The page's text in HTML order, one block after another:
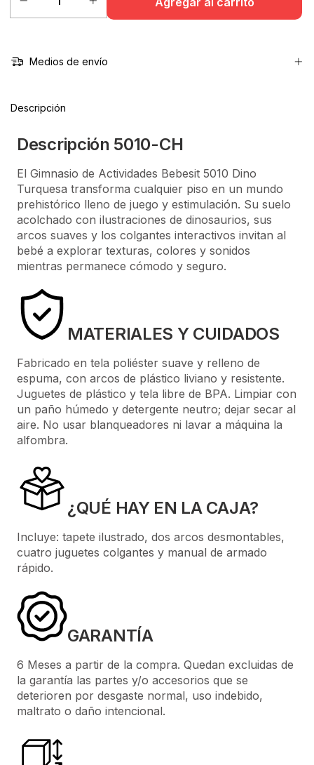
Medios de envío
Descripción
Descripción 5010-CH
El Gimnasio de Actividades Bebesit 5010 Dino
Turquesa transforma cualquier piso en un mundo
prehistórico lleno de juego y estimulación. Su suelo
acolchado con ilustraciones de dinosaurios, sus
arcos suaves y los colgantes interactivos invitan al
bebé a explorar texturas, colores y sonidos
mientras permanece cómodo y seguro.
MATERIALES Y CUIDADOS
Fabricado en tela poliéster suave y relleno de
espuma, con arcos de plástico liviano y resistente.
Juguetes de plástico y tela libre de BPA. Limpiar con
un paño húmedo y detergente neutro; dejar secar al
aire. No usar blanqueadores ni lavar a máquina la
alfombra.
¿QUÉ HAY EN LA CAJA?
Incluye: tapete ilustrado, dos arcos desmontables,
cuatro juguetes colgantes y manual de armado
rápido.
GARANTÍA
6 Meses a partir de la compra. Quedan excluidas de
la garantía las partes y/o accesorios que se
deterioren por desgaste normal, uso indebido,
maltrato o daño intencional.